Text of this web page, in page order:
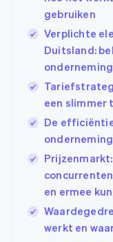
gebruiken
Verplichte
Duitsland:
een slimmer
De
en ermee
werkt en